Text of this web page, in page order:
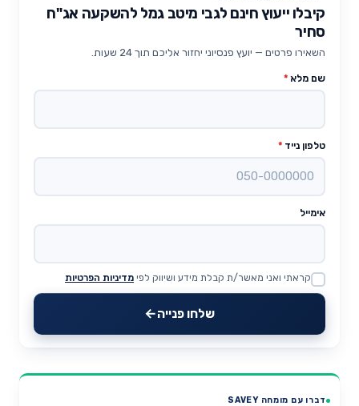
קיבלו ייעוץ חינם לגבי מיטב גמל להשקעה אג"ח
סחיר
השאירו פרטים — יועץ פנסיוני יחזור אליכם תוך 24 שעות.
שם מלא *
טלפון נייד *
אימייל
Website
קראתי ואני מאשר/ת קבלת מידע ושיווק לפי מדיניות הפרטיות
שלחו פנייה
דברו עם מומחה SAVEY